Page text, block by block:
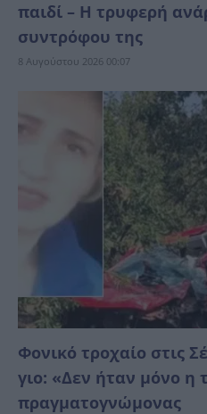
παιδί – Η τρυφερή
συντρόφου της
8 Αυγούστου 2026 00:07
Φονικό τροχαίο στις
γιο: «Δεν ήταν μόνο η
πραγματογνώμονας